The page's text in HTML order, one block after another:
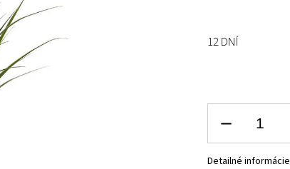
12 DNÍ
Detailné informácie